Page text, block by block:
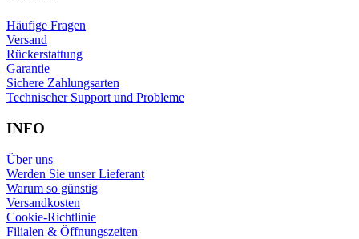
Häufige Fragen
Versand
Rückerstattung
Garantie
Sichere Zahlungsarten
Technischer Support und Probleme
INFO
Über uns
Werden Sie unser Lieferant
Warum so günstig
Versandkosten
Cookie-Richtlinie
Filialen & Öffnungszeiten